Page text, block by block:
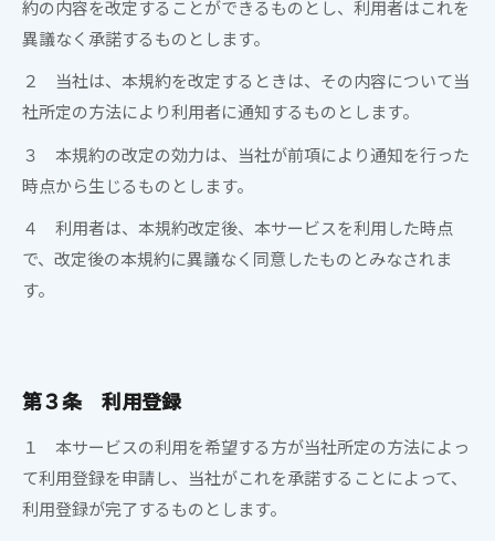
約の内容を改定することができるものとし、利用者はこれを
異議なく承諾するものとします。
２ 当社は、本規約を改定するときは、その内容について当
社所定の方法により利用者に通知するものとします。
３ 本規約の改定の効力は、 当社が前項により通知を行った
時点から生じるものとします。
４ 利用者は、本規約改定後、本サービスを利用した時点
で、改定後の本規約に異議なく同意したものとみなされま
す。
第３条 利用登録
１ 本サービスの利用を希望する方が当社所定の方法によっ
て利用登録を申請し、当社がこれを承諾することによって、
利用登録が完了するものとします。